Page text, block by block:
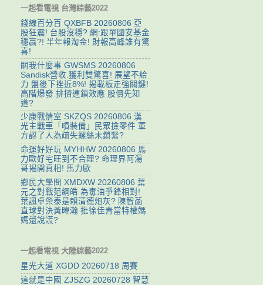
一起看電視 台灣綜藝2022
錢線百分百 QXBFB 20260806 亞
股狂震! 台股沒穩? 網:跟單國安基金
穩贏?! 半年報淘金! 財報高峰誰有驚
喜!
關我什麼事 GWSMS 20260806
Sandisk營收.獲利雙驚喜! 展望不給
力 盤後下挫近8%! 揭載板走強關鍵!
高階爆發.排擠連鎖效應 股價先知
道?
少康戰情室 SKZQS 20260806 漢
光主戰車「噴裝備」民眾撿零件 軍
方認了人為疏失螺絲未鎖緊?
命運好好玩 MYHHW 20260806 馬
力歐好宅旺到不合理? 命理界阿湯
哥揭開真相! 馬力歐
鄉民大學問 XMDXW 20260806 葉
元之對戰范綱皓 為毒油爭鋒相對!
葉諷卓榮泰是賴清德炮灰? 陳智菡
直球對決黃暐瀚 批徐佳青當特權媽
媽還說謊?
一起看電視 大陸綜藝2022
星光大道 XGDD 20260718 周賽
這就是中國 ZJSZG 20260728 智慧